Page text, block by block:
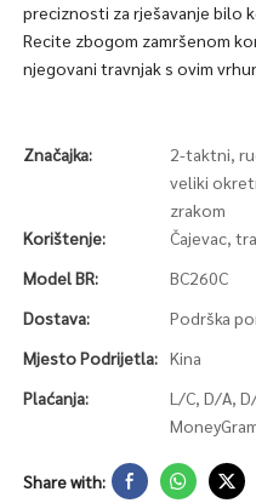
preciznosti za rješavanje bilo
Recite zbogom zamršenom
njegovani travnjak s ovim
Značajka:
2-taktni,
veliki
zrakom
Korištenje:
Čajevac,
Model BR:
BC260C
Dostava:
Podrška
Mjesto Podrijetla: Kina
Plaćanja:
L/C, D/A,
Share with: